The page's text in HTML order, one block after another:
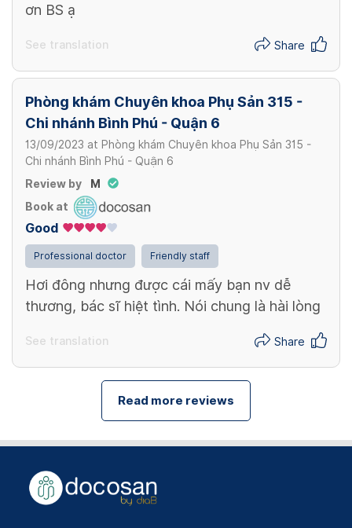
ơn BS ạ
See translation Share
Phòng khám Chuyên khoa Phụ Sản 315 -
Chi nhánh Bình Phú - Quận 6
13/09/2023 at Phòng khám Chuyên khoa Phụ Sản 315 -
Chi nhánh Bình Phú - Quận 6
Review by
M
Book at
Good
Professional doctor Friendly staff
Hơi đông nhưng được cái mấy bạn nv dễ
thương, bác sĩ hiệt tình. Nói chung là hài lòng
See translation Share
Read more reviews